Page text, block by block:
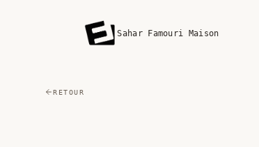
Sahar Famouri Maison
RETOUR